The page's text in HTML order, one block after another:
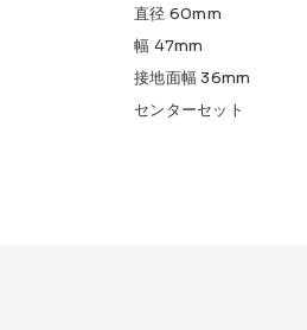
直径 60mm
幅 47mm
接地面幅 36mm
センターセット